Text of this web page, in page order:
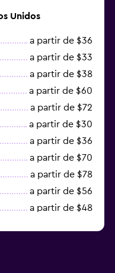
Unidos
a partir de $36
a partir de $33
a partir de $38
a partir de $60
a partir de $72
a partir de $30
a partir de $36
a partir de $70
a partir de $78
a partir de $56
a partir de $48